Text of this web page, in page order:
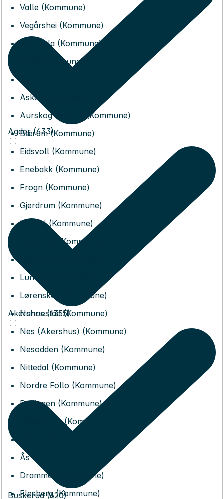
Valle (Kommune)
Vegårshei (Kommune)
Vennesla (Kommune)
Åmli (Kommune)
Asker (Kommune)
Aurskog-Høland (Kommune)
Bærum (Kommune)
Eidsvoll (Kommune)
Enebakk (Kommune)
Frogn (Kommune)
Gjerdrum (Kommune)
Hurdal (Kommune)
Jevnaker (Kommune)
Lunner (Kommune)
Lørenskog (Kommune)
Nannestad (Kommune)
Nes (Akershus) (Kommune)
Nesodden (Kommune)
Nittedal (Kommune)
Nordre Follo (Kommune)
Rælingen (Kommune)
Ullensaker (Kommune)
Ås (Kommune)
Drammen (Kommune)
Flesberg (Kommune)
Agder (633)
Akershus (1355)
Buskerud (620)